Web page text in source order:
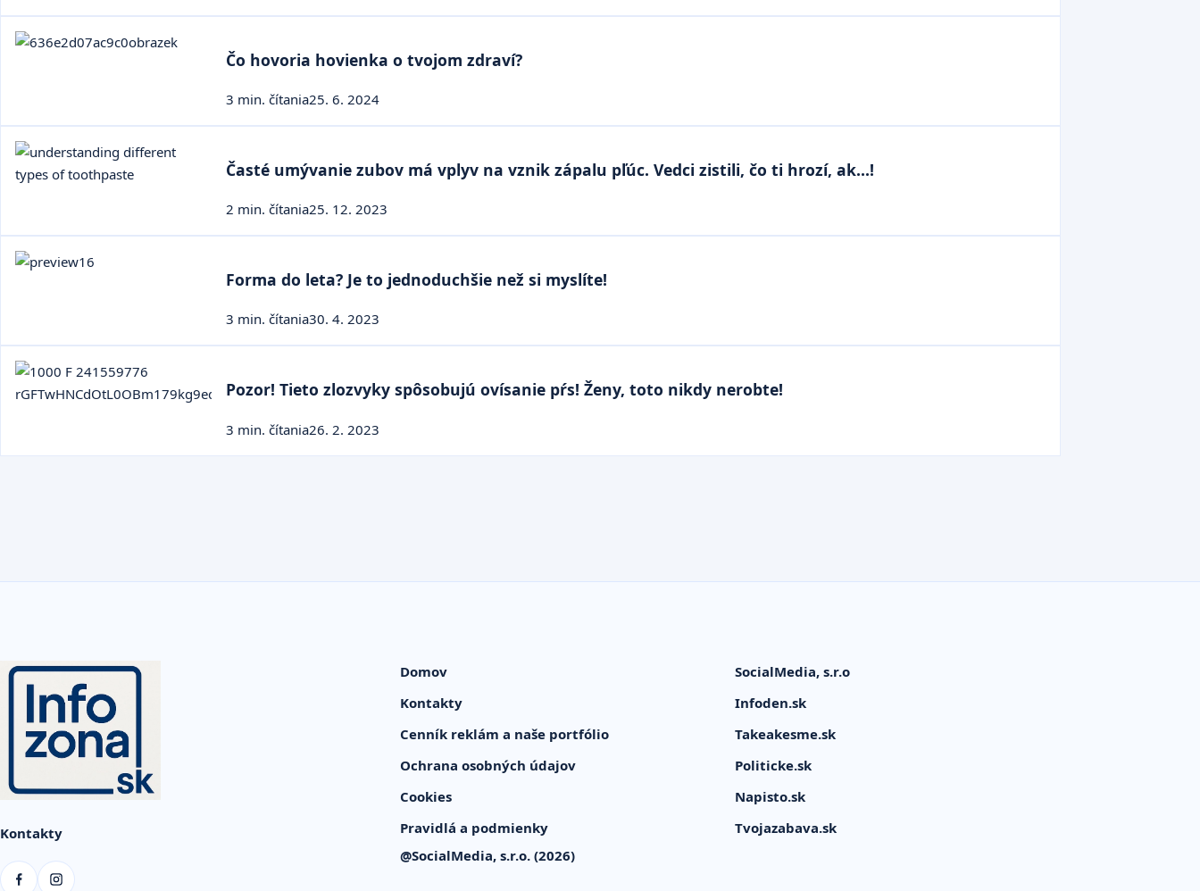
Čo hovoria hovienka o tvojom zdraví?
3 min. čítania25. 6. 2024
Časté umývanie zubov má vplyv na vznik zápalu pľúc. Vedci zistili, čo ti hrozí, ak…!
2 min. čítania25. 12. 2023
Forma do leta? Je to jednoduchšie než si myslíte!
3 min. čítania30. 4. 2023
Pozor! Tieto zlozvyky spôsobujú ovísanie pŕs! Ženy, toto nikdy nerobte!
3 min. čítania26. 2. 2023
Kontakty
Domov
Kontakty
Cenník reklám a naše portfólio
Ochrana osobných údajov
Cookies
Pravidlá a podmienky
@SocialMedia, s.r.o. (2026)
SocialMedia, s.r.o
Infoden.sk
Takeakesme.sk
Politicke.sk
Napisto.sk
Tvojazabava.sk